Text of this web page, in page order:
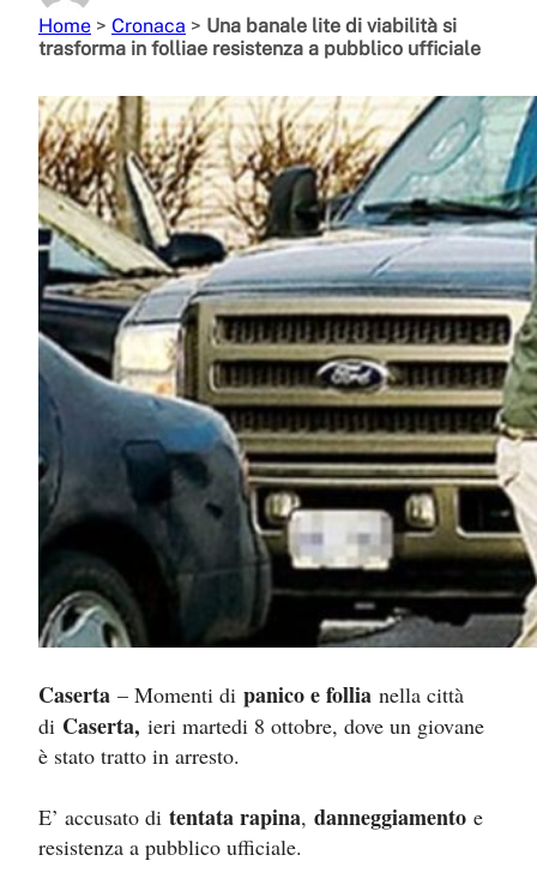
Home > Cronaca > Una banale lite di viabilità si
trasforma in folliae resistenza a pubblico ufficiale
Caserta – Momenti di panico e follia nella città
di Caserta, ieri martedi 8 ottobre, dove un giovane
è stato tratto in arresto.
E’ accusato di tentata rapina, danneggiamento e
resistenza a pubblico ufficiale.